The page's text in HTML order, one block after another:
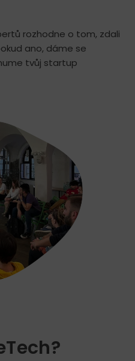
rozhodne o tom, zdali
ano, dáme se
tvůj startup